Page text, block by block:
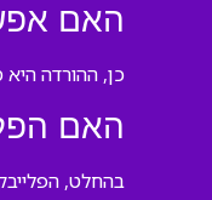
האם
כן, ההורדה
האם
בהחלט,